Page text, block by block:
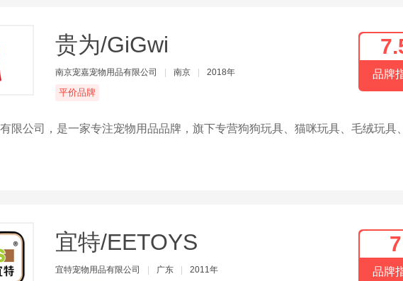
贵为/GiGwi
南京宠嘉宠物用品有限公司 南京 2018年
平价品牌
品牌
限公司，是一家专注宠物用品品牌，旗下专营狗狗玩具、猫咪玩具、毛绒玩具
宜特/EETOYS
宜特宠物用品有限公司 广东 2011年
7
品牌